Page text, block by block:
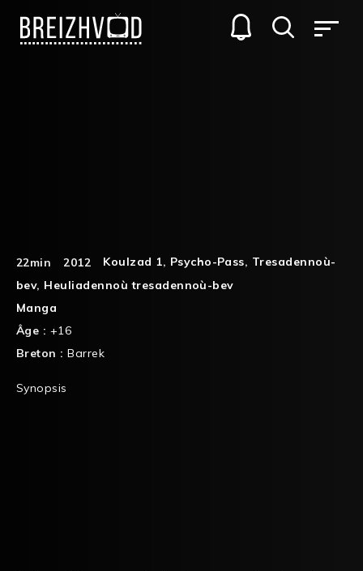
22min 2012 Koulzad 1, Psycho-Pass, Tresadennoù-
bev, Heuliadennoù tresadennoù-bev
Manga
Âge : +16
Breton :Barrek
Synopsis